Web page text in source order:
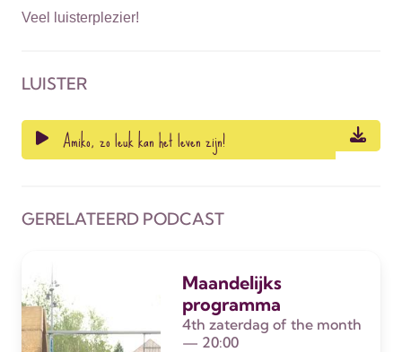
Veel luisterplezier!
LUISTER
Amiko, zo leuk kan het leven zijn!
GERELATEERD PODCAST
Maandelijks
programma
4th zaterdag of the month
— 20:00